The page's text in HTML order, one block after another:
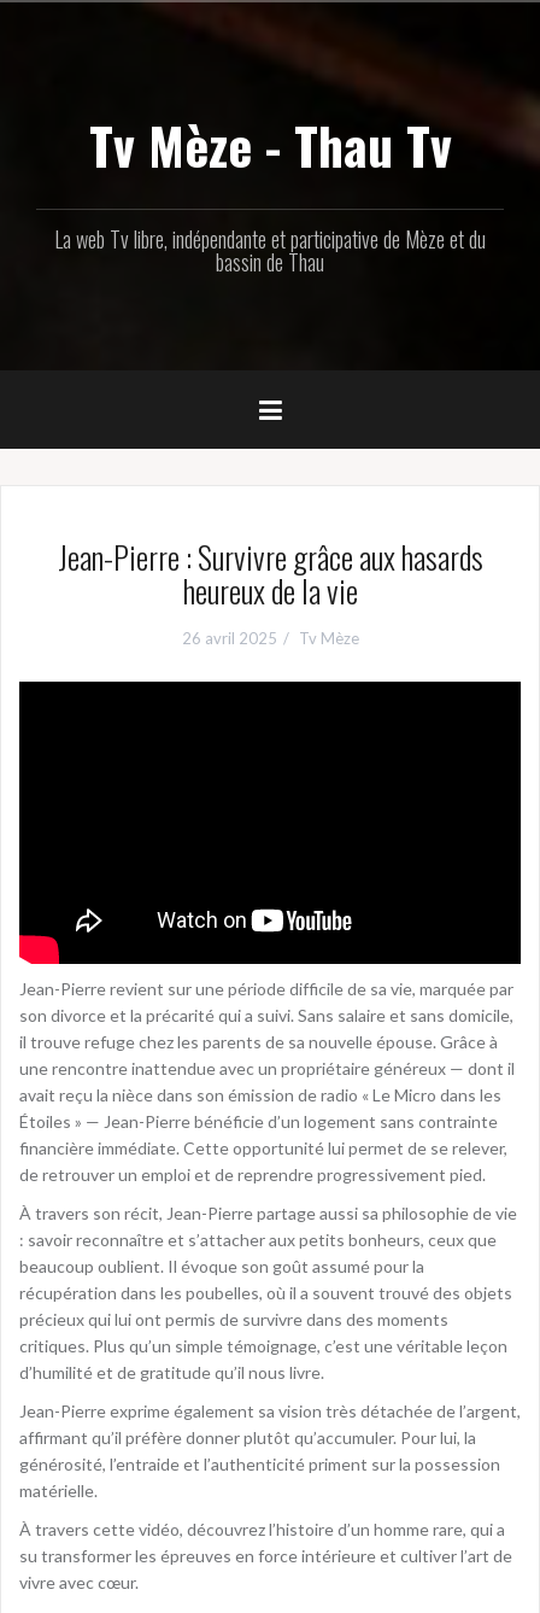
Tv Mèze - Thau Tv
La web Tv libre, indépendante et participative de Mèze et du
bassin de Thau
Jean-Pierre : Survivre grâce aux hasards
heureux de la vie
26 avril 2025 Tv Mèze
Jean-Pierre revient sur une période difficile de sa vie, marquée par
son divorce et la précarité qui a suivi. Sans salaire et sans domicile,
il trouve refuge chez les parents de sa nouvelle épouse. Grâce à
une rencontre inattendue avec un propriétaire généreux — dont il
avait reçu la nièce dans son émission de radio « Le Micro dans les
Étoiles » — Jean-Pierre bénéficie d’un logement sans contrainte
financière immédiate. Cette opportunité lui permet de se relever,
de retrouver un emploi et de reprendre progressivement pied.
À travers son récit, Jean-Pierre partage aussi sa philosophie de vie
: savoir reconnaître et s’attacher aux petits bonheurs, ceux que
beaucoup oublient. Il évoque son goût assumé pour la
récupération dans les poubelles, où il a souvent trouvé des objets
précieux qui lui ont permis de survivre dans des moments
critiques. Plus qu’un simple témoignage, c’est une véritable leçon
d’humilité et de gratitude qu’il nous livre.
Jean-Pierre exprime également sa vision très détachée de l’argent,
affirmant qu’il préfère donner plutôt qu’accumuler. Pour lui, la
générosité, l’entraide et l’authenticité priment sur la possession
matérielle.
À travers cette vidéo, découvrez l’histoire d’un homme rare, qui a
su transformer les épreuves en force intérieure et cultiver l’art de
vivre avec cœur.